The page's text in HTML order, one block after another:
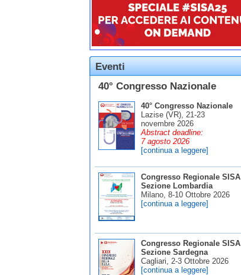
Eventi
40° Congresso Nazionale
40° Congresso Nazionale
Lazise (VR), 21-23
novembre 2026
Abstract deadline:
7 agosto 2026
[continua a leggere]
Congresso Regionale SISA
Sezione Lombardia
Milano, 8-10 Ottobre 2026
[continua a leggere]
Congresso Regionale SISA
Sezione Sardegna
Cagliari, 2-3 Ottobre 2026
[continua a leggere]